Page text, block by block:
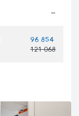
—
96 854
121 068